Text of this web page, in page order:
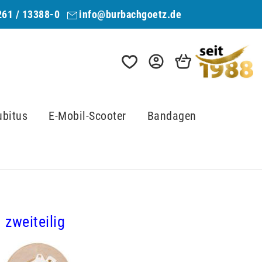
/ 13388-0 info@burbachgoetz.de
E-Mobil-Scooter Bandagen
zweiteilig